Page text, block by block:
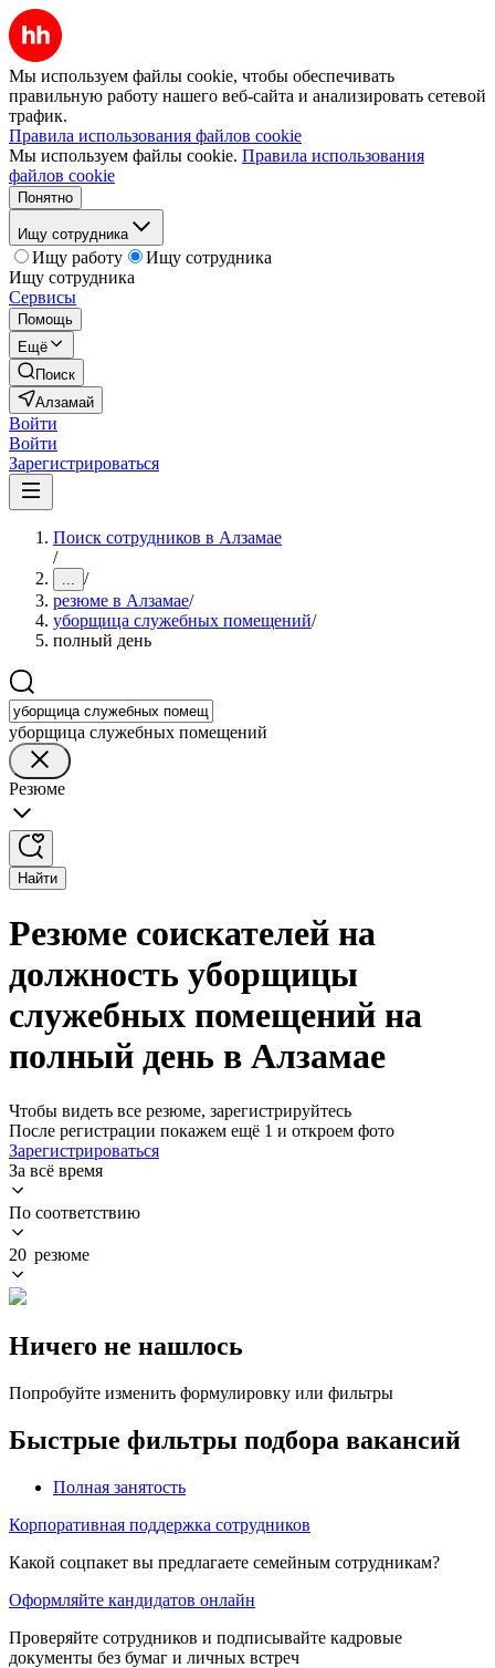
Мы используем файлы cookie, чтобы обеспечивать
правильную работу нашего веб-сайта и анализировать сетевой
трафик.
Правила использования файлов cookie
Мы используем файлы cookie. Правила использования
файлов cookie
Понятно
Ищу сотрудника
Ищу работу
Ищу сотрудника
Ищу сотрудника
Сервисы
Помощь
Ещё
Поиск
Алзамай
Войти
Войти
Зарегистрироваться
Поиск сотрудников в Алзамае
/
... /
резюме в Алзамае/
уборщица служебных помещений/
полный день
уборщица служебных помещений
Резюме
Найти
Резюме соискателей на
должность уборщицы
служебных помещений на
полный день в Алзамае
Чтобы видеть все резюме, зарегистрируйтесь
После регистрации покажем ещё 1 и откроем фото
Зарегистрироваться
За всё время
По соответствию
20 резюме
Ничего не нашлось
Попробуйте изменить формулировку или фильтры
Быстрые фильтры подбора вакансий
Полная занятость
Корпоративная поддержка сотрудников
Какой соцпакет вы предлагаете семейным сотрудникам?
Оформляйте кандидатов онлайн
Проверяйте сотрудников и подписывайте кадровые
документы без бумаг и личных встреч